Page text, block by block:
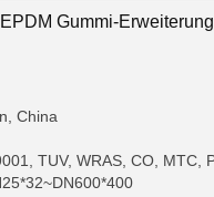
Gummi-
China
TUV, WRAS, CO, MTC,